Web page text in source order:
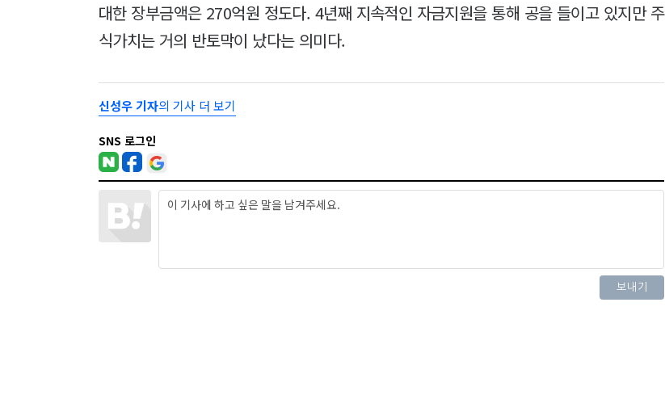
대한 장부금액은 270억원 정도다. 4년째 지속적인 자금지원을 통해 공을 들이고 있지만 주
식가치는 거의 반토막이 났다는 의미다.
신성우 기자의 기사 더 보기
SNS 로그인